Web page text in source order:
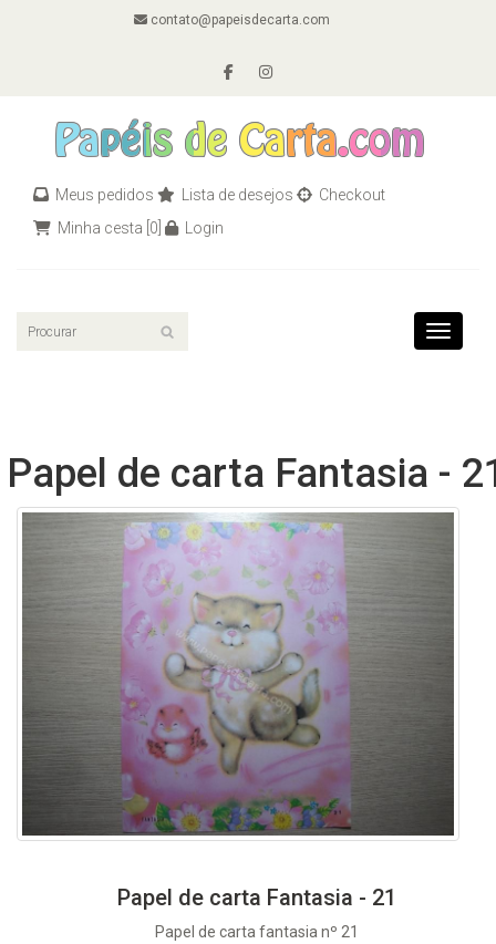
contato@papeisdecarta.com
Meus pedidos Lista de desejos
Checkout
Minha cesta [0] Login
Toggle
Papel de carta Fantasia -
Papel de carta Fantasia - 21
Papel de carta fantasia nº 21